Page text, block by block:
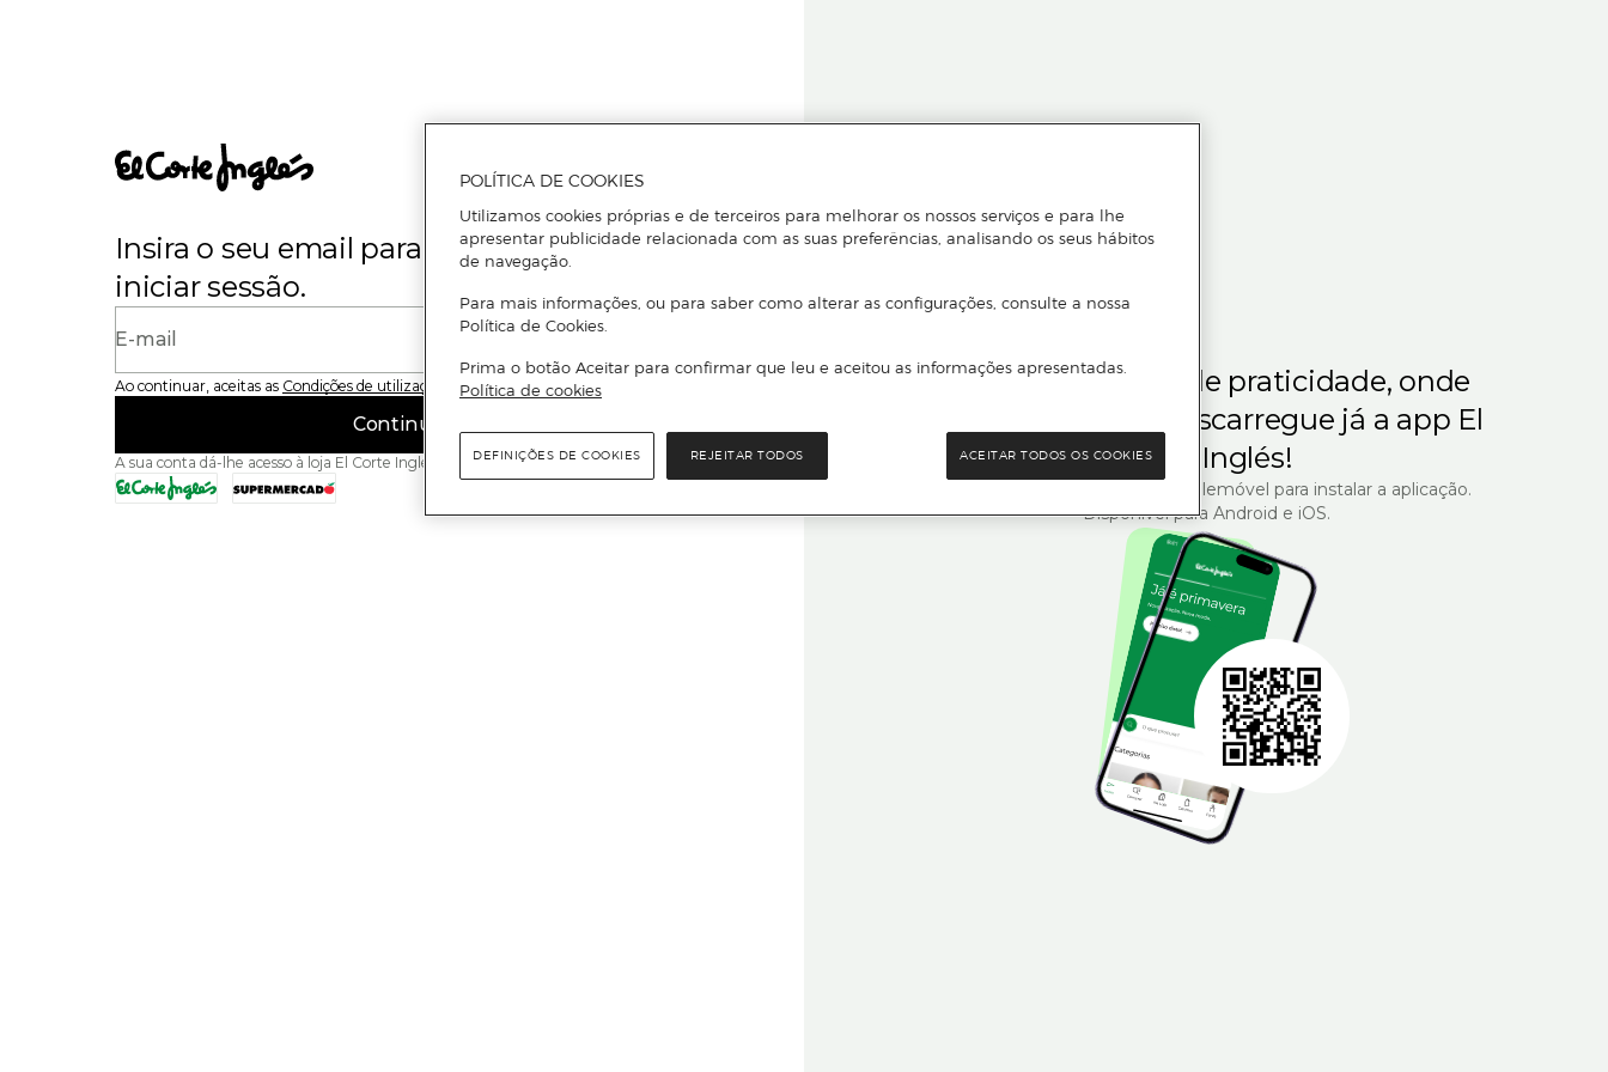
Insira o seu email para se registar ou
iniciar sessão.
E-mail
Ao continuar, aceitas as Condições de utilização do site
Continuar
A sua conta dá-lhe acesso à loja El Corte Inglés e ao Supermercado El Corte Inglés.
Para quem gosta de praticidade, onde
Descarregue já a app El
Corte Inglés!
Leia o código QR com o seu telemóvel para instalar a aplicação.
Disponível para Android e iOS.
POLÍTICA DE COOKIES
Utilizamos cookies próprias e de terceiros para melhorar os nossos serviços e para lhe
apresentar publicidade relacionada com as suas preferências, analisando os seus hábitos
de navegação.
Para mais informações, ou para saber como alterar as configurações, consulte a nossa
Política de Cookies.
Prima o botão Aceitar para confirmar que leu e aceitou as informações apresentadas.
Política de cookies
REJEITAR TODOS ACEITAR TODOS OS COOKIES
DEFINIÇÕES DE COOKIES